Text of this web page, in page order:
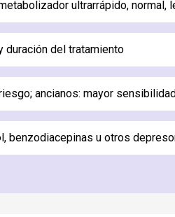
ultrarrápido, normal,
duración del tratamiento
ancianos: mayor
benzodiacepinas u otros